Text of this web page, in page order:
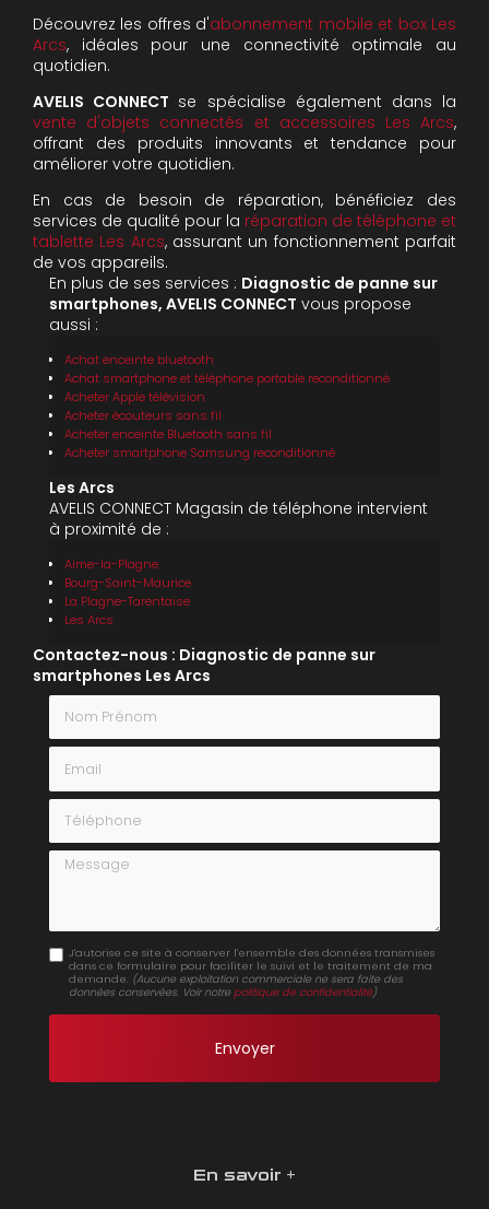
Découvrez les offres d'abonnement mobile et box Les
Arcs, idéales pour une connectivité optimale au
quotidien.
AVELIS CONNECT se spécialise également dans la
vente d'objets connectés et accessoires Les Arcs,
offrant des produits innovants et tendance pour
améliorer votre quotidien.
En cas de besoin de réparation, bénéficiez des
services de qualité pour la réparation de téléphone et
tablette Les Arcs, assurant un fonctionnement parfait
de vos appareils.
En plus de ses services : Diagnostic de panne sur
smartphones, AVELIS CONNECT vous propose
aussi :
Achat enceinte bluetooth
Achat smartphone et téléphone portable reconditionné
Acheter Apple télévision
Acheter écouteurs sans fil
Acheter enceinte Bluetooth sans fil
Acheter smartphone Samsung reconditionné
Les Arcs
AVELIS CONNECT Magasin de téléphone intervient
à proximité de :
Aime-la-Plagne
Bourg-Saint-Maurice
La Plagne-Tarentaise
Les Arcs
Contactez-nous : Diagnostic de panne sur
smartphones Les Arcs
Nom Prénom
Email
Téléphone
Message
J'autorise ce site à conserver l'ensemble des données transmises
dans ce formulaire pour faciliter le suivi et le traitement de ma
demande. (Aucune exploitation commerciale ne sera faite des
données conservées. Voir notre politique de confidentialité)
En savoir +